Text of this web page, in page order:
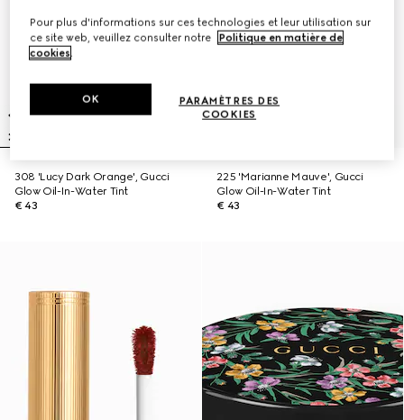
308 'Lucy Dark Orange', Gucci
Glow Oil-In-Water Tint
€ 43
225 'Marianne Mauve', Gucci
Glow Oil-In-Water Tint
€ 43
Pour plus d'informations sur ces technologies et leur utilisation sur
ce site web, veuillez consulter notre
Politique en matière de
cookies.
PARAMÈTRES DES
COOKIES
OK